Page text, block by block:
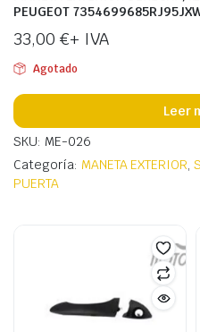
PEUGEOT
33,00 €+ IVA
Agotado
Leer
SKU: ME-026
Categoría: MANETA EXTERIOR,
PUERTA